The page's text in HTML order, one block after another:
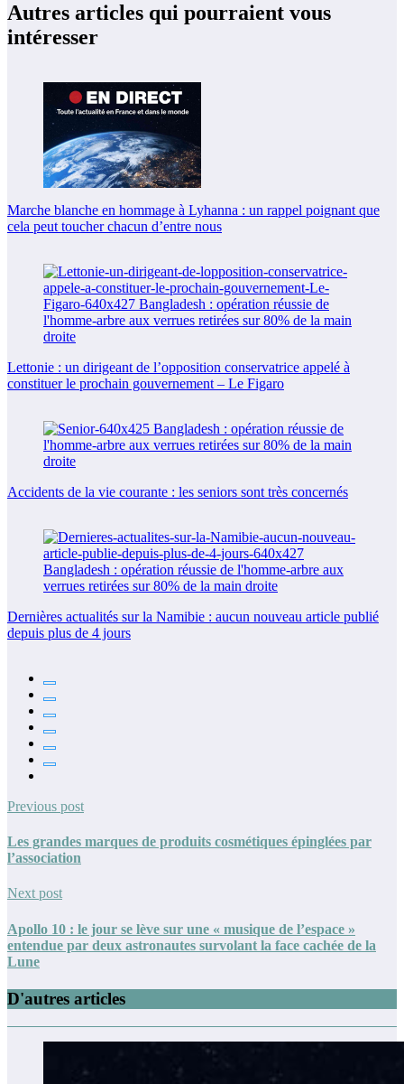
Autres articles qui pourraient vous
intéresser
Marche blanche en hommage à Lyhanna : un rappel poignant que
cela peut toucher chacun d’entre nous
Lettonie : un dirigeant de l’opposition conservatrice appelé à
constituer le prochain gouvernement – Le Figaro
Accidents de la vie courante : les seniors sont très concernés
Dernières actualités sur la Namibie : aucun nouveau article publié
depuis plus de 4 jours
Previous post
Les grandes marques de produits cosmétiques épinglées par
l’association
Next post
Apollo 10 : le jour se lève sur une « musique de l’espace »
entendue par deux astronautes survolant la face cachée de la
Lune
D'autres articles